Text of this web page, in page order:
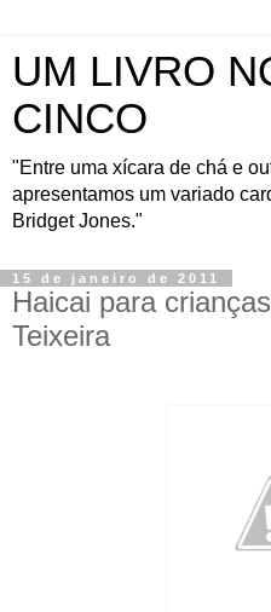
UM LIVRO
CINCO
"Entre uma xícara de chá e
apresentamos um variado
Bridget Jones."
15 de janeiro de 2011
Haicai para
Teixeira